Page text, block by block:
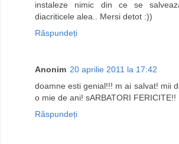
instaleze nimic din ce se
diacriticele alea.. Mersi detot :))
Răspundeți
Anonim 20 aprilie 2011 la 17:42
doamne esti genial!!! m ai salvat! mii
o mie de ani! sARBATORI FERICITE!!
Răspundeți